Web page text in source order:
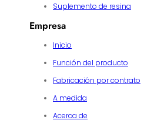
Suplemento de resina
Empresa
Inicio
Función del producto
Fabricación por contrato
A medida
Acerca de